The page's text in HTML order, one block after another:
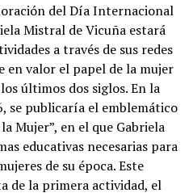
del Día Internacional
Mistral de Vicuña estará
a través de sus redes
en valor el papel de la mujer
últimos dos siglos. En la
se publicaría el emblemático
Mujer”, en el que Gabriela
educativas necesarias para
de su época. Este
de la primera actividad, el